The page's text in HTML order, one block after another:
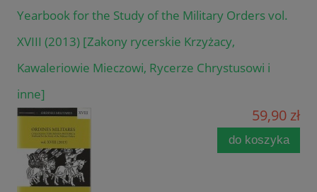
Yearbook for the Study of the Military Orders vol.
XVIII (2013) [Zakony rycerskie Krzyżacy,
Kawaleriowie Mieczowi, Rycerze Chrystusowi i
inne]
59,90 zł
do koszyka